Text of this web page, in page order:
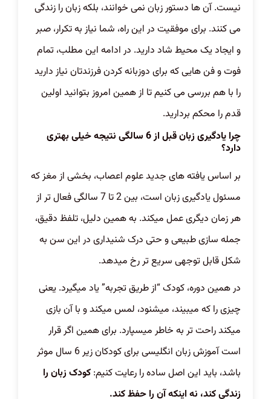
نیست. آن ها دستور زبان نمی خوانند، بلکه زبان را زندگی
می کنند. برای موفقیت در این راه، شما نیاز به تکرار، صبر
و ایجاد یک محیط شاد دارید. در ادامه این مطلب، تمام
فوت و فن هایی که برای دوزبانه کردن فرزندتان نیاز دارید
را با هم بررسی می کنیم تا از همین امروز بتوانید اولین
قدم را محکم بردارید.
چرا یادگیری زبان قبل از 6 سالگی نتیجه خیلی بهتری
دارد؟
بر اساس یافته های جدید علوم اعصاب، بخشی از مغز که
مسئول یادگیری زبان است، بین 2 تا 7 سالگی فعال تر از
هر زمان دیگری عمل میکند. به همین دلیل، تلفظ دقیق،
جمله سازی طبیعی و حتی درک شنیداری در این سن به
شکل قابل توجهی سریع تر رخ میدهد.
در همین دوره، کودک “از طریق تجربه” یاد میگیرد. یعنی
چیزی را که میبیند، میشنود، لمس میکند و با آن بازی
میکند راحت تر به خاطر میسپارد. برای همین اگر قرار
است آموزش زبان انگلیسی برای کودکان زیر 6 سال موثر
باشد، باید این اصل ساده را رعایت کنیم: کودک زبان را
زندگی کند، نه اینکه آن را حفظ کند.